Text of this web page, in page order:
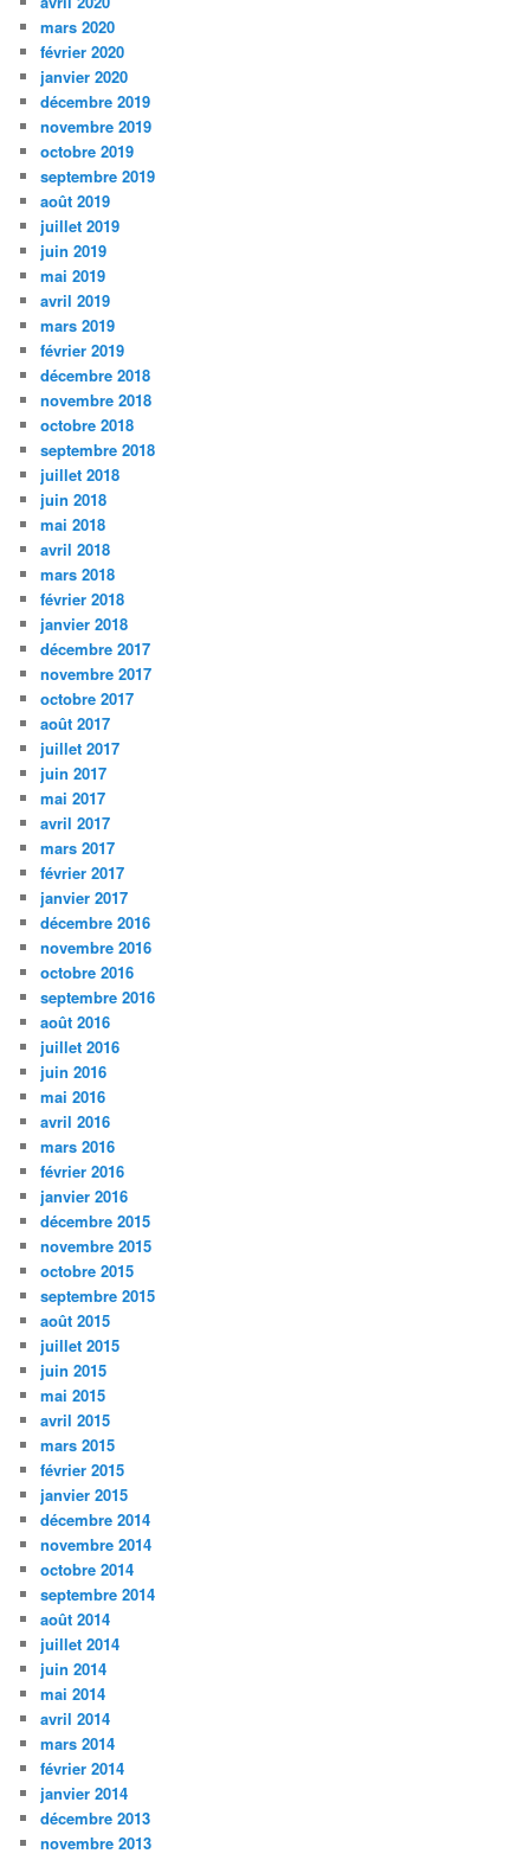
mars 2020
février 2020
janvier 2020
décembre 2019
novembre 2019
octobre 2019
septembre 2019
août 2019
juillet 2019
juin 2019
mai 2019
avril 2019
mars 2019
février 2019
décembre 2018
novembre 2018
octobre 2018
septembre 2018
juillet 2018
juin 2018
mai 2018
avril 2018
mars 2018
février 2018
janvier 2018
décembre 2017
novembre 2017
octobre 2017
août 2017
juillet 2017
juin 2017
mai 2017
avril 2017
mars 2017
février 2017
janvier 2017
décembre 2016
novembre 2016
octobre 2016
septembre 2016
août 2016
juillet 2016
juin 2016
mai 2016
avril 2016
mars 2016
février 2016
janvier 2016
décembre 2015
novembre 2015
octobre 2015
septembre 2015
août 2015
juillet 2015
juin 2015
mai 2015
avril 2015
mars 2015
février 2015
janvier 2015
décembre 2014
novembre 2014
octobre 2014
septembre 2014
août 2014
juillet 2014
juin 2014
mai 2014
avril 2014
mars 2014
février 2014
janvier 2014
décembre 2013
novembre 2013